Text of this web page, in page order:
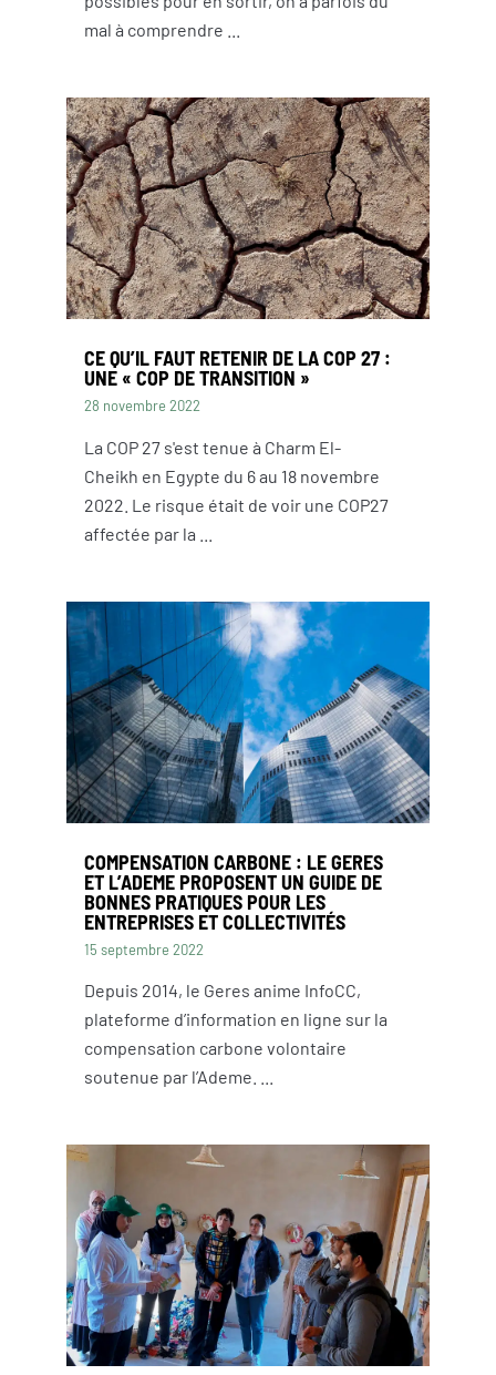
mal à comprendre ...
CE QU’IL FAUT RETENIR DE LA COP 27 :
UNE « COP DE TRANSITION »
28 novembre 2022
La COP 27 s'est tenue à Charm El-
Cheikh en Egypte du 6 au 18 novembre
2022. Le risque était de voir une COP27
affectée par la ...
COMPENSATION CARBONE : LE GERES
ET L’ADEME PROPOSENT UN GUIDE DE
BONNES PRATIQUES POUR LES
ENTREPRISES ET COLLECTIVITÉS
15 septembre 2022
Depuis 2014, le Geres anime InfoCC,
plateforme d’information en ligne sur la
compensation carbone volontaire
soutenue par l’Ademe. ...